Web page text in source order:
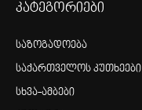
კატეგორიები
საზოგადოება
საქართველოს კუთხეები
სხვა-ამბები